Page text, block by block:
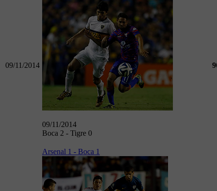
09/11/2014
09/11/2014
Boca 2 - Tigre 0
Arsenal 1 - Boca 1